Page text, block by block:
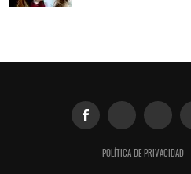
POLÍTICA DE PRIVACIDAD